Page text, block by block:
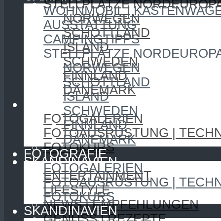
STELLPLÄTZE
NORWEGEN
SCHOTTLAND
ISLAND
SCHWEDEN
FINNLAND
DÄNEMARK
FOTOGRAFIE
FOTOGALERIEN
FOTOAUSRÜSTUNG |
FOTOKURS
SKANDINAVIEN
ENTERTAINMENT
LIFESTYLE
NEWS | EMPFEHLUNGEN
WOHNMOBIL |
AUSSTATTUNG
CAMPINGTIPPS
STELLPLÄTZE
NORWEGEN
SCHOTTLAND
ISLAND
SCHWEDEN
FINNLAND
DÄNEMARK
FOTOGRAFIE
FOTOGALERIEN
FOTOAUSRÜSTUNG |
FOTOKURS
SKANDINAVIEN